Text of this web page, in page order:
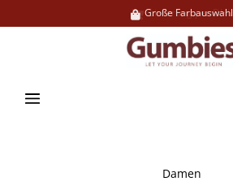
Große Farbauswahl
Lieferung per DHL
Damen